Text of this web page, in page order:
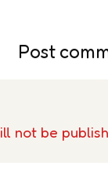
Post
not be